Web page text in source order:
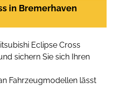
in Bremerhaven
Eclipse Cross
sichern Sie sich Ihren
Fahrzeugmodellen lässt